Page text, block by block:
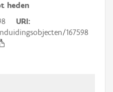
heden
URI
167598